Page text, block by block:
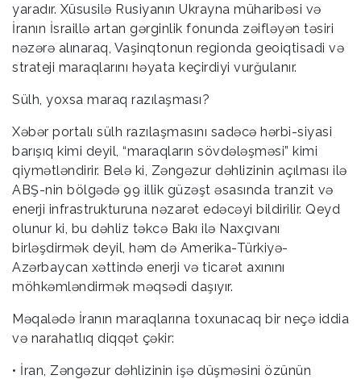
yaradır. Xüsusilə Rusiyanın Ukrayna müharibəsi və
İranın İsraillə artan gərginlik fonunda zəifləyən təsiri
nəzərə alınaraq, Vaşinqtonun regionda geoiqtisadi və
strateji maraqlarını həyata keçirdiyi vurğulanır.
Sülh, yoxsa maraq razılaşması?
Xəbər portalı sülh razılaşmasını sadəcə hərbi-siyasi
barışıq kimi deyil, “maraqların sövdələşməsi” kimi
qiymətləndirir. Belə ki, Zəngəzur dəhlizinin açılması ilə
ABŞ-nin bölgədə 99 illik güzəşt əsasında tranzit və
enerji infrastrukturuna nəzarət edəcəyi bildirilir. Qeyd
olunur ki, bu dəhliz təkcə Bakı ilə Naxçıvanı
birləşdirmək deyil, həm də Amerika-Türkiyə-
Azərbaycan xəttində enerji və ticarət axınını
möhkəmləndirmək məqsədi daşıyır.
Məqalədə İranın maraqlarına toxunacaq bir neçə iddia
və narahatlıq diqqət çəkir:
• İran, Zəngəzur dəhlizinin işə düşməsini özünün